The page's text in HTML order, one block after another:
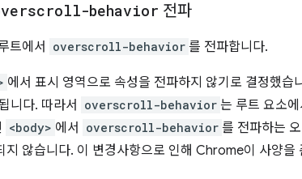
behavior 전파
트에서 overscroll-behavior 를 전파합니다.
에서 표시 영역으로 속성을 전파하지 않기로 결정했습
니다. 따라서 overscroll-behavior 는 루트 요소
<body> 에서 overscroll-behavior 를 전파하는
지 않습니다. 이 변경사항으로 인해 Chrome이 사양을